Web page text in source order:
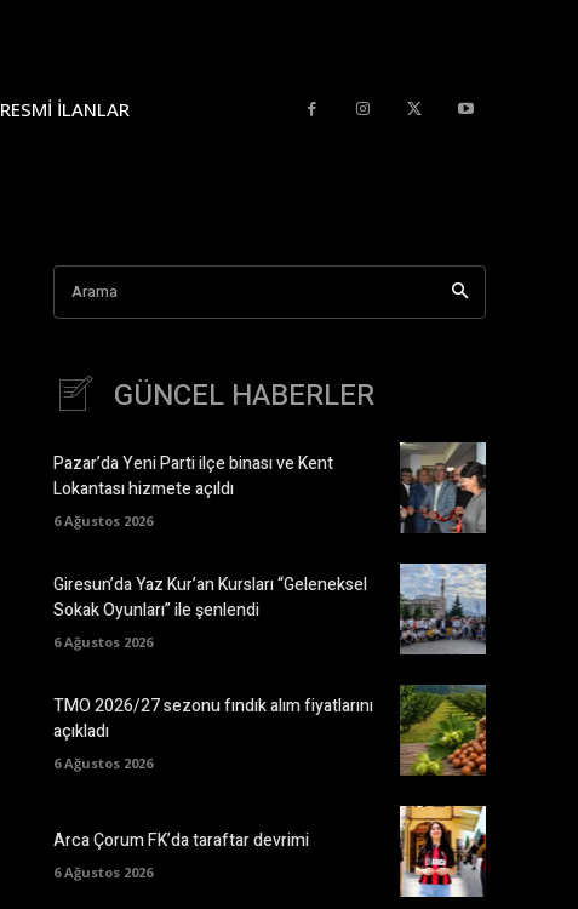
RESMI İLANLAR
Arama
GÜNCEL HABERLER
Pazar’da Yeni Parti ilçe binası ve Kent
Lokantası hizmete açıldı
6 Ağustos 2026
Giresun’da Yaz Kur’an Kursları “Geleneksel
Sokak Oyunları” ile şenlendi
6 Ağustos 2026
TMO 2026/27 sezonu fındık alım fiyatlarını
açıkladı
6 Ağustos 2026
Arca Çorum FK’da taraftar devrimi
6 Ağustos 2026